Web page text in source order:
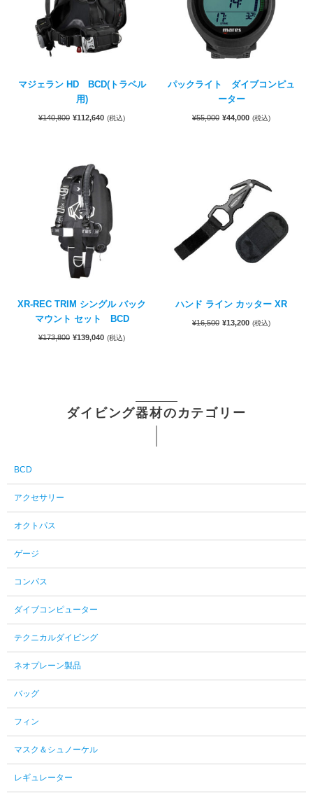
マジェラン HD BCD(トラベル
用)
¥140,800 ¥112,640 (税込)
パックライト ダイブコンピュ
ーター
¥55,000 ¥44,000 (税込)
XR-REC TRIM シングル バック
マウント セット BCD
¥173,800 ¥139,040 (税込)
ハンド ライン カッター XR
¥16,500 ¥13,200 (税込)
ダイビング器材のカテゴリー
BCD
アクセサリー
オクトパス
ゲージ
コンパス
ダイブコンピューター
テクニカルダイビング
ネオプレーン製品
バッグ
フィン
マスク＆シュノーケル
レギュレーター